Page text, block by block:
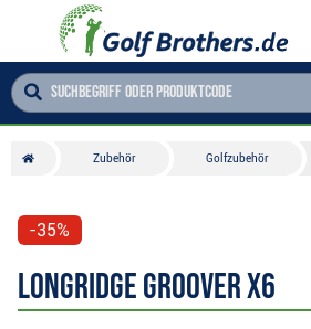
Zubehör Golfzubehör
-35%
Longridge Groover X6